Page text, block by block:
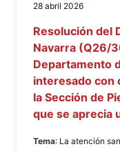
28 abril 2026
Resolución del
Navarra (Q26/
Departamento
interesado con
la Sección de
que se aprecia
Tema: La atención